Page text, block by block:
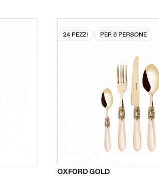
24 PEZZI PER 6 PERSONE
OXFORD GOLD